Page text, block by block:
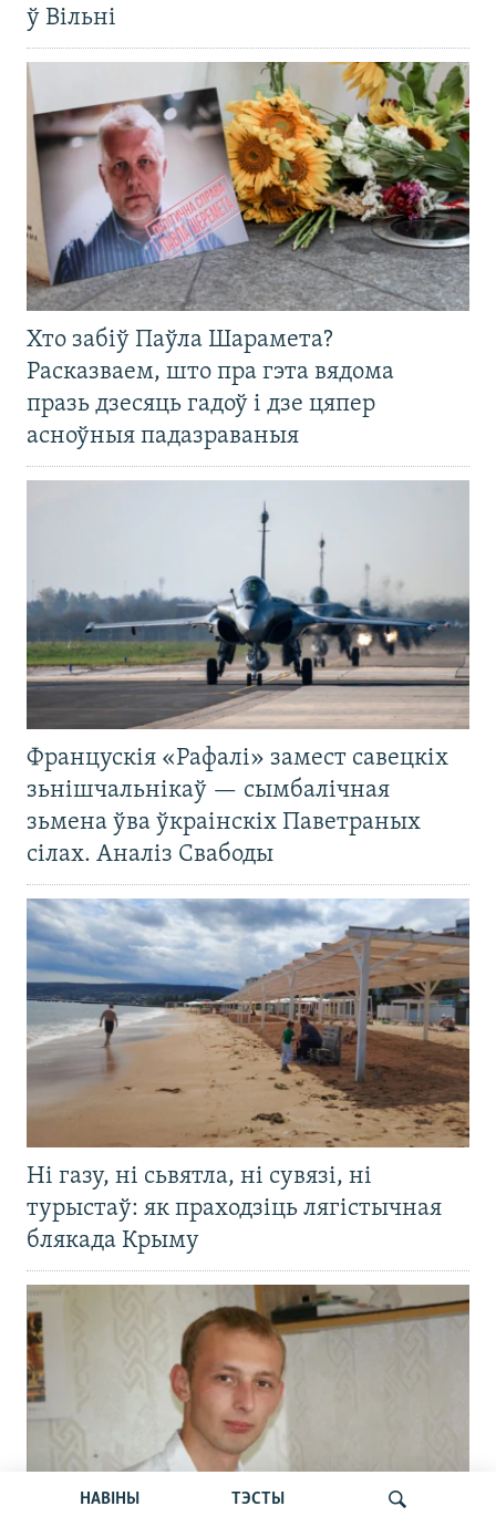
НАВІНЫ ТЭСТЫ
ў Вільні
Хто забіў Паўла Шарамета?
Расказваем, што пра гэта вядома
празь дзесяць гадоў і дзе цяпер
асноўныя падазраваныя
Францускія «Рафалі» замест савецкіх
зьнішчальнікаў — сымбалічная
зьмена ўва ўкраінскіх Паветраных
сілах. Аналіз Свабоды
Ні газу, ні сьвятла, ні сувязі, ні
турыстаў: як праходзіць лягістычная
блякада Крыму